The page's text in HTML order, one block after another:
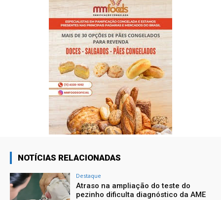
NOTÍCIAS RELACIONADAS
Destaque
Atraso na ampliação do teste do
pezinho dificulta diagnóstico da AME